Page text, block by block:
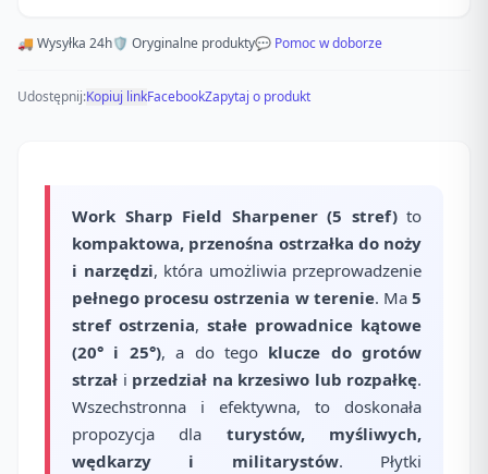
🚚 Wysyłka 24h🛡️ Oryginalne produkty💬 Pomoc w doborze
Udostępnij:Kopiuj linkFacebookZapytaj o produkt
Work Sharp Field Sharpener (5 stref)to
kompaktowa, przenośna ostrzałka do noży
i narzędzi, która umożliwia przeprowadzenie
pełnego procesu ostrzenia w terenie. Ma5
stref ostrzenia, stałe prowadnice kątowe
(20° i 25°), a do tego klucze do grotów
strzał i przedział na krzesiwo lub rozpałkę.
Wszechstronna i efektywna, to doskonała
propozycja dla turystów, myśliwych,
wędkarzy i militarystów. Płytki